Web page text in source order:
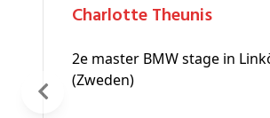
Charlotte Theunis
2e master BMW stage in
(Zweden)